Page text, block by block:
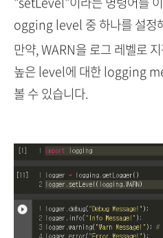
ogging level 중 하나를 설정
만약, WARN을 로그 레벨로
높은 level에 대한 logging
볼 수 있습니다.